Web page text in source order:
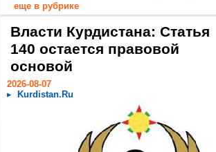
еще в рубрике
Власти Курдистана: Статья
140 остается правовой
основой
2026-08-07
Kurdistan.Ru